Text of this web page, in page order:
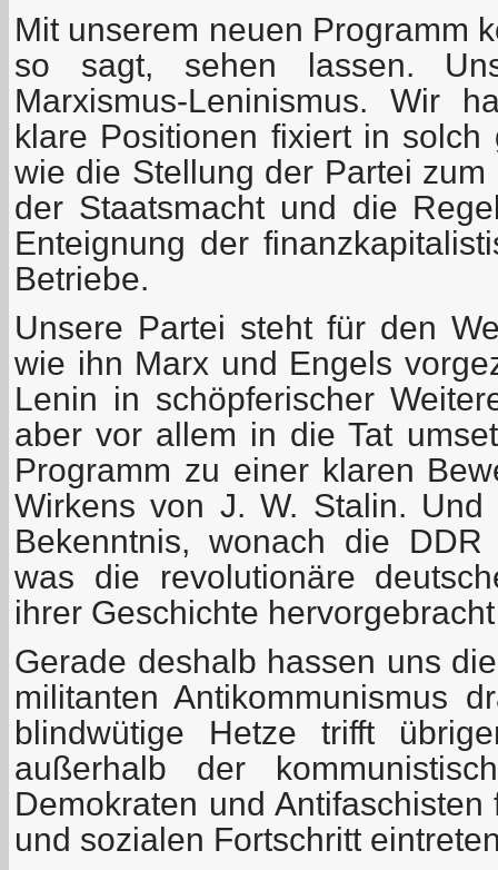
Mit unserem neuen Programm
so sagt, sehen lassen.
Marxismus-Leninismus. Wir
klare Positionen fixiert in solch
wie die Stellung der Partei
der Staatsmacht und die
Enteignung der
Betriebe.
Unsere Partei steht für den
wie ihn Marx und Engels
Lenin in schöpferischer
aber vor allem in die Tat
Programm zu einer klaren
Wirkens von J. W. Stalin.
Bekenntnis, wonach die
was die revolutionäre
ihrer Geschichte
Gerade deshalb hassen uns
militanten Antikommunismus
blindwütige Hetze trifft
außerhalb der
Demokraten und
und sozialen Fortschritt